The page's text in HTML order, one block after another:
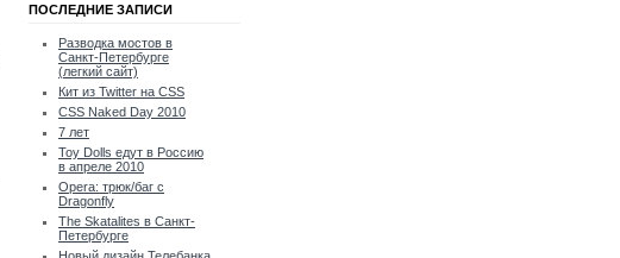
ПОСЛЕДНИЕ ЗАПИСИ
Разводка мостов в
Санкт-Петербурге
(легкий сайт)
Кит из Twitter на CSS
CSS Naked Day 2010
7 лет
Toy Dolls едут в Россию
в апреле 2010
Opera: трюк/баг с
Dragonfly
The Skatalites в Санкт-
Петербурге